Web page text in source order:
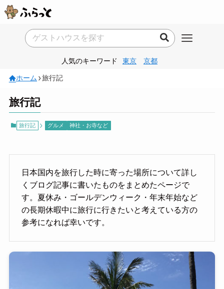
人気のキーワード 東京 京都
ホーム 旅行記
旅行記
旅行記 グルメ 神社・お寺など
日本国内を旅行した時に寄った場所について詳し
くブログ記事に書いたものをまとめたページで
す。夏休み・ゴールデンウィーク・年末年始など
の長期休暇中に旅行に行きたいと考えている方の
参考になれば幸いです。